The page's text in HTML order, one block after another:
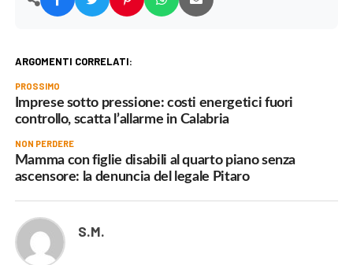
ARGOMENTI CORRELATI:
PROSSIMO
Imprese sotto pressione: costi energetici fuori
controllo, scatta l’allarme in Calabria
NON PERDERE
Mamma con figlie disabili al quarto piano senza
ascensore: la denuncia del legale Pitaro
S.M.